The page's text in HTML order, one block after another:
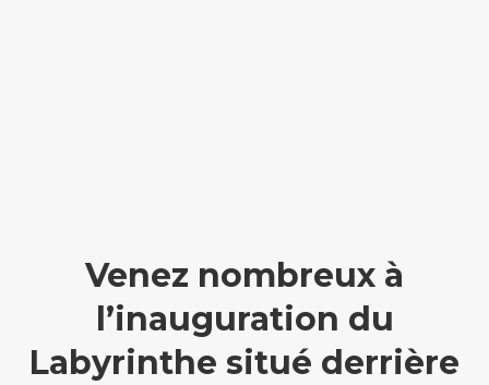
Venez nombreux à
l’inauguration du
Labyrinthe situé derrière